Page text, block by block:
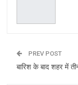
PREV POST
बारिश के बाद शहर में